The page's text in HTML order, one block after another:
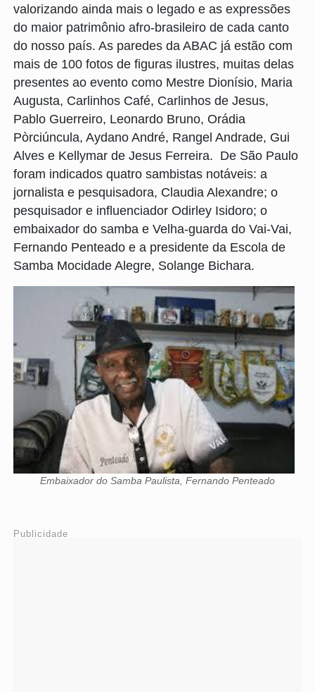
valorizando ainda mais o legado e as expressões
do maior patrimônio afro-brasileiro de cada canto
do nosso país. As paredes da ABAC já estão com
mais de 100 fotos de figuras ilustres, muitas delas
presentes ao evento como Mestre Dionísio, Maria
Augusta, Carlinhos Café, Carlinhos de Jesus,
Pablo Guerreiro, Leonardo Bruno, Orádia
Pòrciúncula, Aydano André, Rangel Andrade, Gui
Alves e Kellymar de Jesus Ferreira. De São Paulo
foram indicados quatro sambistas notáveis: a
jornalista e pesquisadora, Claudia Alexandre; o
pesquisador e influenciador Odirley Isidoro; o
embaixador do samba e Velha-guarda do Vai-Vai,
Fernando Penteado e a presidente da Escola de
Samba Mocidade Alegre, Solange Bichara.
Embaixador do Samba Paulista, Fernando Penteado
Publicidade